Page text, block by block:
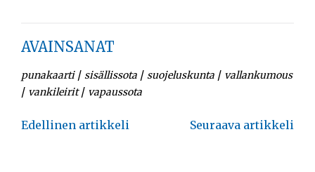
AVAINSANAT
punakaarti/ sisällissota / suojeluskunta / vallankumous
/ vankileirit/ vapaussota
Artikkelien
Edellinen artikkeli Seuraava artikkeli